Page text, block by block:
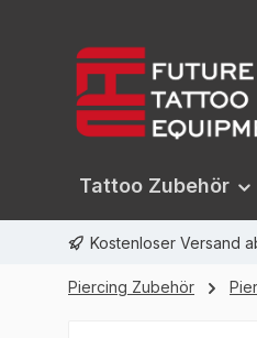
Tattoo Zubehör
Kostenloser Versand
Piercing Zubehör